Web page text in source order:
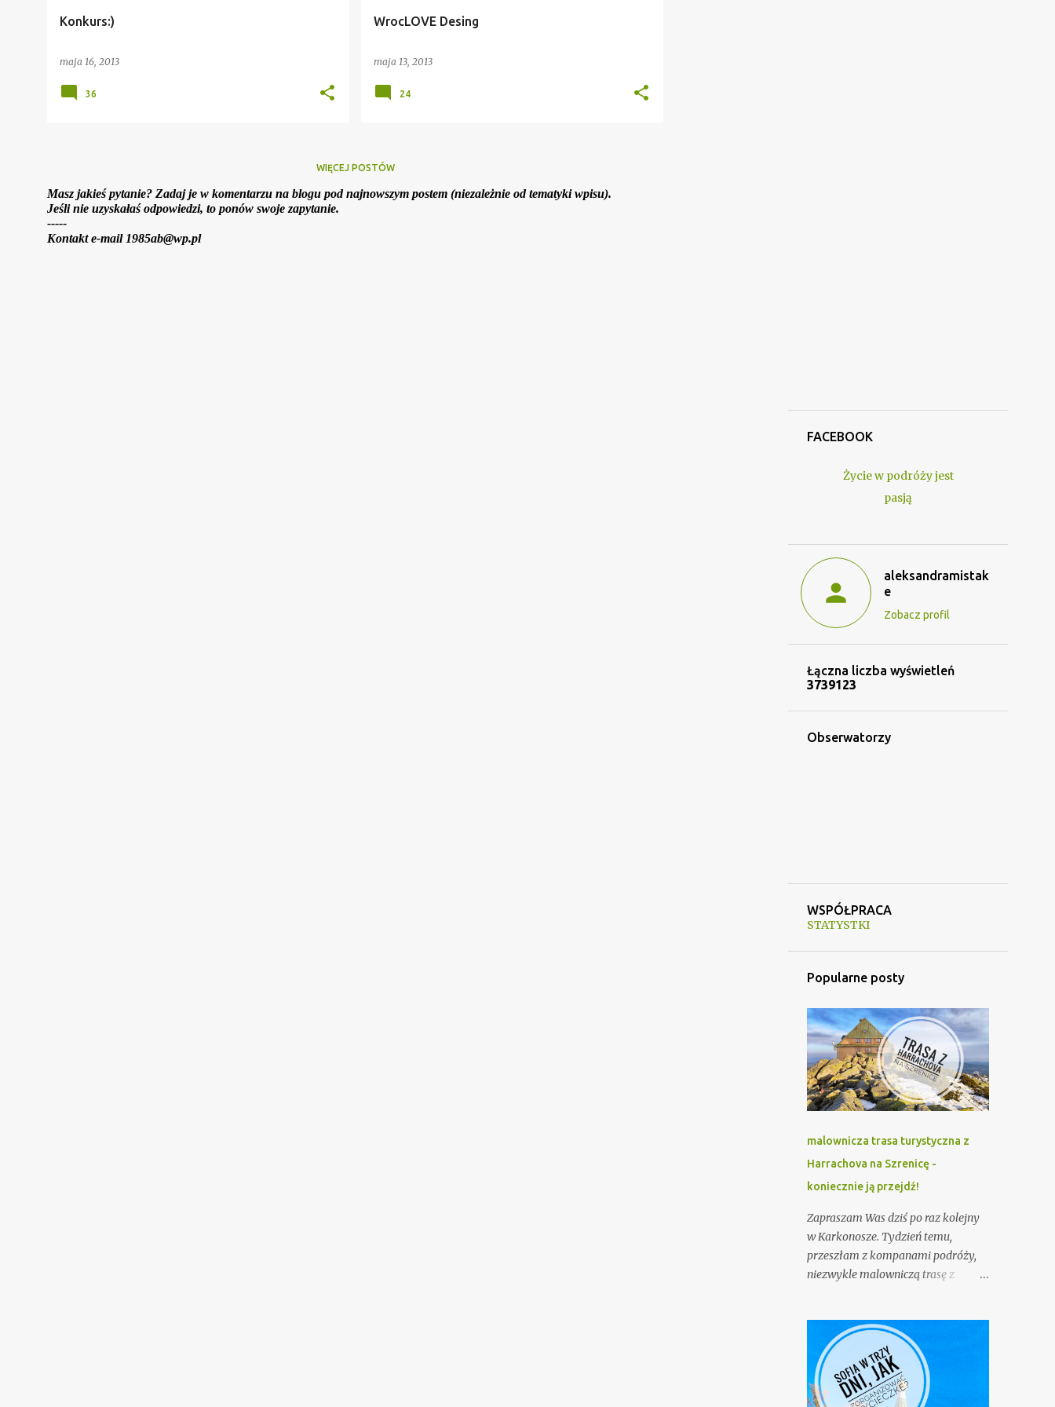
Konkurs:)
maja 16, 2013
36
WrocLOVE Desing
maja 13, 2013
24
WIĘCEJ POSTÓW
Masz jakieś pytanie? Zadaj je w komentarzu na blogu pod najnowszym postem (niezależnie od tematyki wpisu).
Jeśli nie uzyskałaś odpowiedzi, to ponów swoje zapytanie.
-----
Kontakt e-mail 1985ab@wp.pl
FACEBOOK
Życie w podróży jest
pasją
aleksandramistak
e
Zobacz profil
Łączna liczba wyświetleń
3739123
Obserwatorzy
WSPÓŁPRACA
STATYSTKI
Popularne posty
malownicza trasa turystyczna z
Harrachova na Szrenicę -
koniecznie ją przejdź!
Zapraszam Was dziś po raz kolejny
w Karkonosze. Tydzień temu,
przeszłam z kompanami podróży,
niezwykle malowniczą trasę z
prawie 16 kilometrów. W marcu,
trafiła się wybitnie słoneczna
pogoda, która odsłoniła niezwykle
porywającą panoramę Karkonoszy.